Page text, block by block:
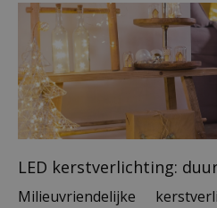
LED kerstverlichting:
Milieuvriendelijke